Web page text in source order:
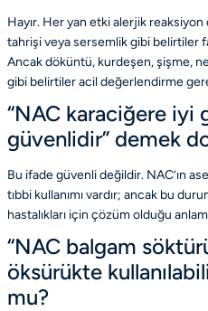
Hayır. Her yan etki alerjik reaksiyon
tahrişi veya sersemlik gibi belirtiler
Ancak döküntü, kurdeşen, şişme,
gibi belirtiler acil değerlendirme
“NAC karaciğere iyi
güvenlidir” demek
Bu ifade güvenli değildir. NAC’ın
tıbbi kullanımı vardır; ancak bu
hastalıkları için çözüm olduğu
“NAC balgam
öksürükte
mu?